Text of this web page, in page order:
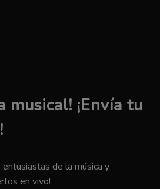
musical! ¡Envía tu
de la música y
en vivo!